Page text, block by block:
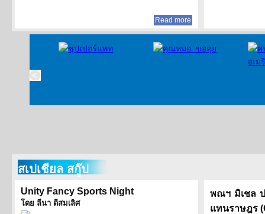
Read more
สเปเชียล สกู๊ป
Unity Fancy Sports Night
โดย ลีนา ดีสมเลิศ
พณฯ มิเชล
แทนราษฎร